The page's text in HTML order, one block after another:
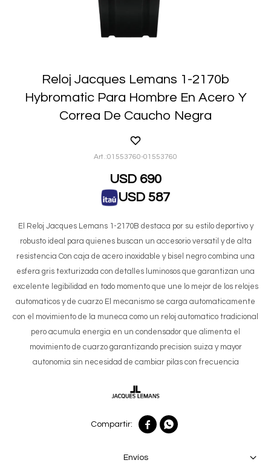
Reloj Jacques Lemans 1-2170b
Hybromatic Para Hombre En Acero Y
Correa De Caucho Negra
01553760-01553760
USD 690
USD 587
El Reloj Jacques Lemans 1-2170B destaca por su estilo deportivo y
robusto ideal para quienes buscan un accesorio versatil y de alta
resistencia Con caja de acero inoxidable y bisel negro combina una
esfera gris texturizada con detalles luminosos que garantizan una
excelente legibilidad en todo momento que une lo mejor de los relojes
automaticos y de cuarzo El mecanismo se carga automaticamente
con el movimiento de la muneca como un reloj automatico tradicional
pero acumula energia en un condensador que alimenta el
movimiento de cuarzo garantizando precision suiza y mayor
autonomia sin necesidad de cambiar pilas con frecuencia
 
Envíos